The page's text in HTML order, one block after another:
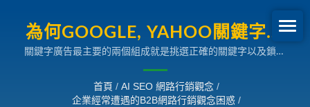
為何GOOGLE, YAHOO關鍵字廣
告會無效？ | 企業經常遭遇的
B2B網路行銷觀念困惑
關鍵字廣告最主要的兩個組成就是挑選正確的關鍵字以及鎖定
一開始您就挑選錯誤關鍵字來投放廣告，除了廣告找不對正確
客戶群外，也會高度影響到廣告的品質分數或品質指數，廣告
首頁 / AI SEO 網路行銷觀念 /
企業經常遭遇的B2B網路行銷觀念困惑 /